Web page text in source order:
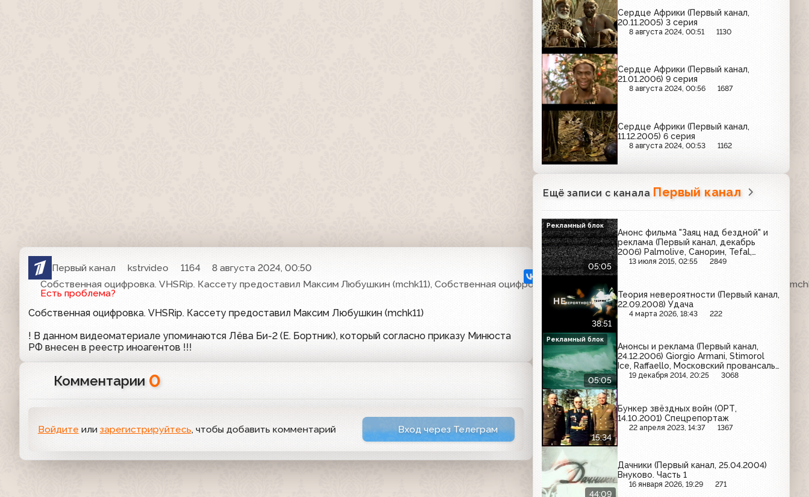
Первый канал kstrvideo 1164
8 августа 2024, 00:50
Собственная оцифровка. VHSRip. Кассету предоставил Максим Любушкин (mchk11), Собственная оцифровка. VHSRip. Кассету предоставил Максим Любушкин
Есть проблема?
Собственная оцифровка. VHSRip. Кассету предоставил Максим Любушкин (mchk11)
! В данном видеоматериале упоминаются Лёва Би-2 (Е. Бортник), который согласно приказу Минюста
РФ внесен в реестр иноагентов !!!
Комментарии 0
Войдите или зарегистрируйтесь, чтобы добавить комментарий Вход через Телеграм
Сердце Африки (Первый канал,
20.11.2005) 3 серия
8 августа 2024, 00:51 1130
Сердце Африки (Первый канал,
21.01.2006) 9 серия
8 августа 2024, 00:56 1687
Сердце Африки (Первый канал,
11.12.2005) 6 серия
8 августа 2024, 00:53 1162
Ещё записи с канала Первый канал
05:05
Анонс фильма "Заяц над бездной" и
реклама (Первый канал, декабрь
2006) Palmolive, Санорин, Tefal,
Raffaello, Valentino, Astoria, Сокос,
13 июля 2015, 02:55 2849
Рекламный блок
38:51
Теория невероятности (Первый канал,
22.09.2008) Удача
4 марта 2026, 18:43 222
05:05
Анонсы и реклама (Первый канал,
24.12.2006) Giorgio Armani, Stimorol
Ice, Raffaello, Московский провансаль,
Lacoste, Фастум Гель, Altero, Kinder
19 декабря 2014, 20:25 3068
Рекламный блок
15:34
Бункер звёздных войн (ОРТ,
14.10.2001) Спецрепортаж
22 апреля 2023, 14:37 1367
44:09
Дачники (Первый канал, 25.04.2004)
Внуково. Часть 1
16 января 2026, 19:29 271